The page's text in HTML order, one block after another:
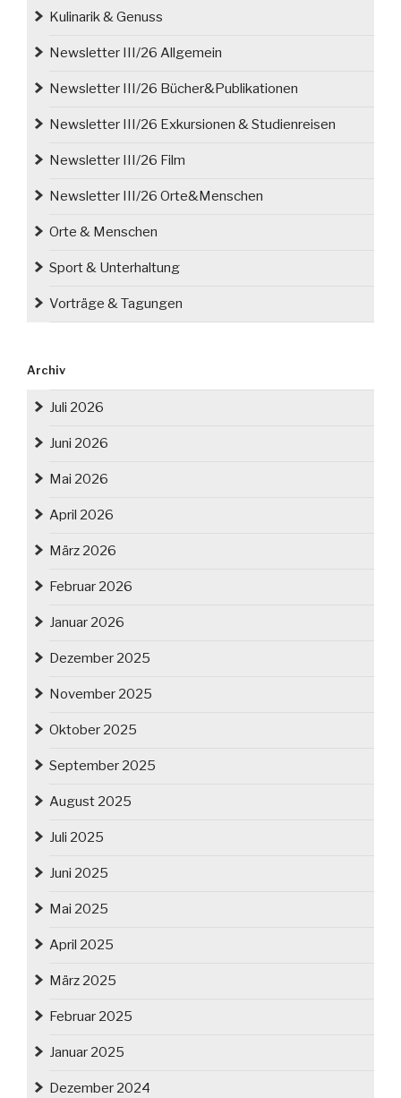
Kulinarik & Genuss
Newsletter III/26 Allgemein
Newsletter III/26 Bücher&Publikationen
Newsletter III/26 Exkursionen & Studienreisen
Newsletter III/26 Film
Newsletter III/26 Orte&Menschen
Orte & Menschen
Sport & Unterhaltung
Vorträge & Tagungen
Archiv
Juli 2026
Juni 2026
Mai 2026
April 2026
März 2026
Februar 2026
Januar 2026
Dezember 2025
November 2025
Oktober 2025
September 2025
August 2025
Juli 2025
Juni 2025
Mai 2025
April 2025
März 2025
Februar 2025
Januar 2025
Dezember 2024